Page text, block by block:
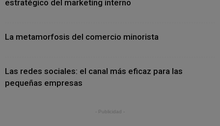
estratégico del marketing interno
La metamorfosis del comercio minorista
Las redes sociales: el canal más eficaz para las
pequeñas empresas
- Publicidad -